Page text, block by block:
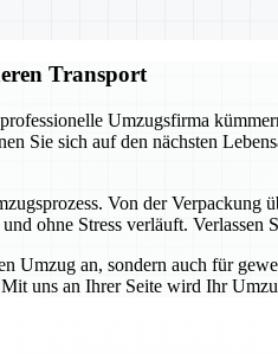
Transport
Umzugsfirma
Sie sich auf den nächsten
Von der
ohne Stress verläuft.
an, sondern auch für
uns an Ihrer Seite wird Ihr